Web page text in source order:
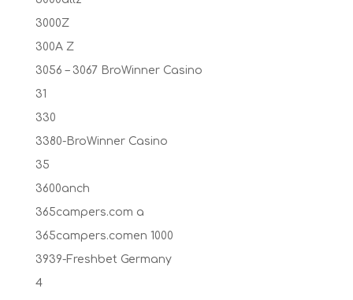
3000Z
300A Z
3056 – 3067 BroWinner Casino
31
330
3380-BroWinner Casino
35
3600anch
365campers.com a
365campers.comen 1000
3939-Freshbet Germany
4